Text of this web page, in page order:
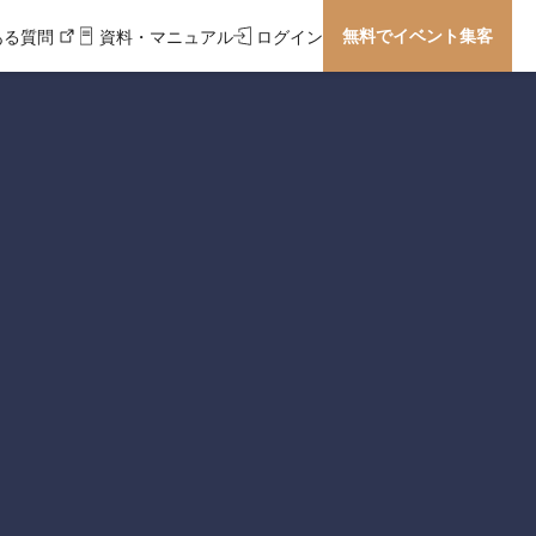
る質問 資料・マニュアル ログイン 無料でイベント集客